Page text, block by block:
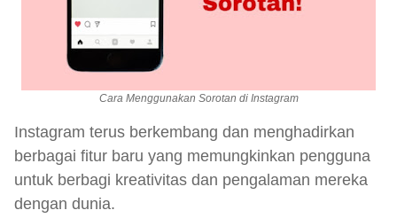
Cara Menggunakan Sorotan di Instagram
Instagram terus berkembang dan menghadirkan
berbagai fitur baru yang memungkinkan pengguna
untuk berbagi kreativitas dan pengalaman mereka
dengan dunia.